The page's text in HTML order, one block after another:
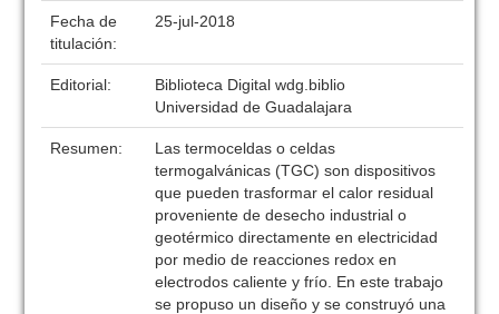
Fecha de
titulación:
25-jul-2018
Editorial:
Biblioteca Digital wdg.biblio
Universidad de Guadalajara
Resumen:
Las termoceldas o celdas
termogalvánicas (TGC) son dispositivos
que pueden trasformar el calor residual
proveniente de desecho industrial o
geotérmico directamente en electricidad
por medio de reacciones redox en
electrodos caliente y frío. En este trabajo
se propuso un diseño y se construyó una